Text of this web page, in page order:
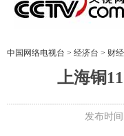
中国网络电视台 > 经济台 > 财
上海铜
发布时